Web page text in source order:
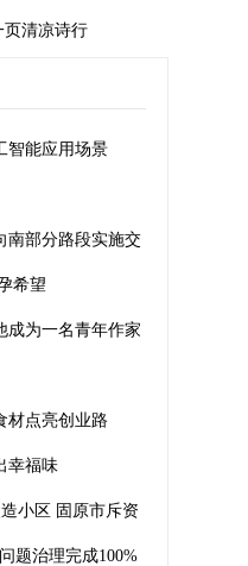
页清凉诗行
智能应用场景
南部分路段实施交
希望
成为一名青年作家
材点亮创业路
幸福味
小区 固原市斥资
有面”
题治理完成100%